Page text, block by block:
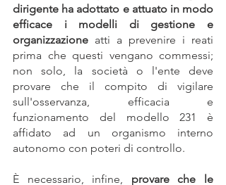
dirigente ha adottato e attuato in modo
efficace i modelli di gestione e
organizzazione atti a prevenire i reati
prima che questi vengano commessi;
non solo, la società o l'ente deve
provare che il compito di vigilare
sull'osservanza, efficacia e
funzionamento del modello 231 è
affidato ad un organismo interno
autonomo con poteri di controllo.
È necessario, infine, provare che le